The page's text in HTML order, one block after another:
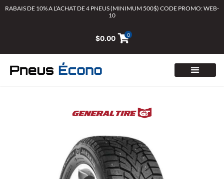
AllerRABAIS DE 10% A L’ACHAT DE 4 PNEUS (MINIMUM 500$) CODE PROMO: WEB-
10
$0.00 0